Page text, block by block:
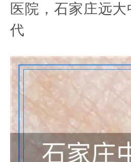
医院，石家庄远
代